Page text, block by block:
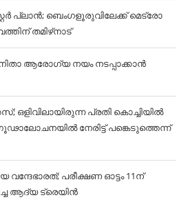
പ്ലാന്‍; ബെംഗളൂരുവിലേക്ക് മെട്രോ
തമിഴ്‌നാട്
ആരോഗ്യ നയം നടപ്പാക്കാൻ
ഒളിവിലായിരുന്ന പ്രതി കൊച്ചിയിൽ
നേരിട്ട് പങ്കെടുത്തെന്ന്
പരീക്ഷണ ഓട്ടം 11ന്
ആദ്യ ട്രെയിന്‍